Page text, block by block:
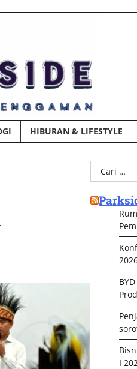
HIBURAN & LIFESTYLE
Cari
untuk:
I